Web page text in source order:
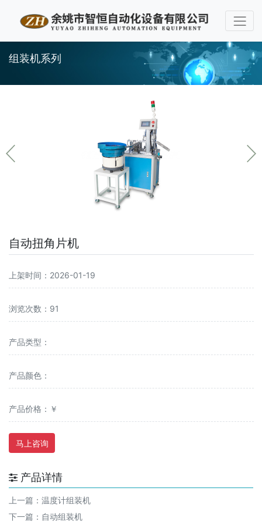
组装机系列
自动扭角片机
上架时间：2026-01-19
浏览次数：91
产品类型：
产品颜色：
产品价格：￥
马上咨询
产品详情
上一篇： 温度计组装机
下一篇： 自动组装机